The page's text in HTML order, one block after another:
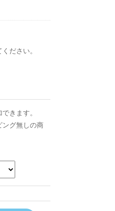
ださい。
きます。
ング無しの商